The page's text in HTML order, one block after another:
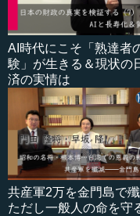
AI時代にこそ「熟達者
験」が生きる＆現状の
済の実情は
共産軍2万を金門島で
ただし一般人の命を守